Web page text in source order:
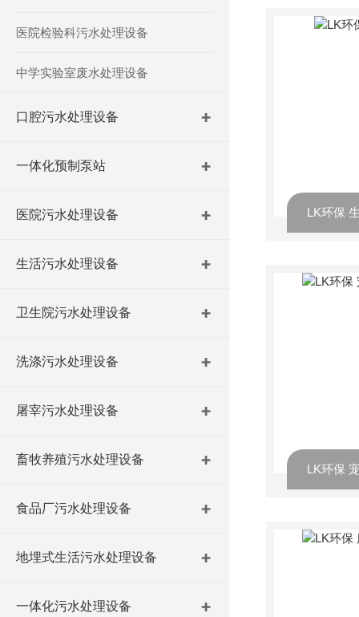
医院检验科污水处理设备
中学实验室废水处理设备
口腔污水处理设备
一体化预制泵站
医院污水处理设备
生活污水处理设备
卫生院污水处理设备
洗涤污水处理设备
屠宰污水处理设备
畜牧养殖污水处理设备
食品厂污水处理设备
地埋式生活污水处理设备
一体化污水处理设备
LK环保
LK环保